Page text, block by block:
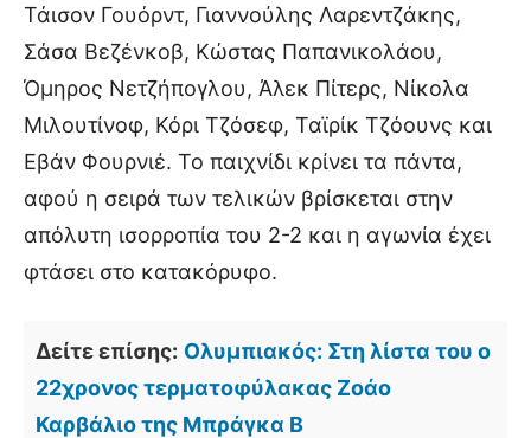
Τάισον Γουόρντ, Γιαννούλης Λαρεντζάκης,
Σάσα Βεζένκοβ, Κώστας Παπανικολάου,
Όμηρος Νετζήπογλου, Άλεκ Πίτερς, Νίκολα
Μιλουτίνοφ, Κόρι Τζόσεφ, Ταϊρίκ Τζόουνς και
Εβάν Φουρνιέ. Το παιχνίδι κρίνει τα πάντα,
αφού η σειρά των τελικών βρίσκεται στην
απόλυτη ισορροπία του 2-2 και η αγωνία έχει
φτάσει στο κατακόρυφο.
Δείτε επίσης: Ολυμπιακός: Στη λίστα του ο
22χρονος τερματοφύλακας Ζοάο
Καρβάλιο της Μπράγκα Β